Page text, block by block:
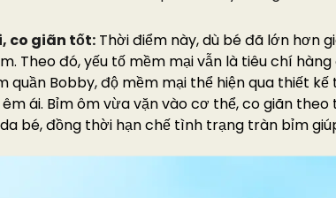
co giãn tốt: Thời điểm này, dù bé đã lớn hơn
Theo đó, yếu tố mềm mại vẫn là tiêu chí
quần Bobby, độ mềm mại thể hiện qua thiết
ái. Bỉm ôm vừa vặn vào cơ thể, co giãn
bé, đồng thời hạn chế tình trạng tràn bỉm